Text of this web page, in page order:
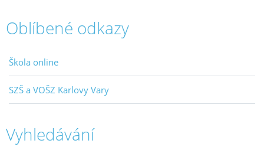
Oblíbené odkazy
Škola online
SZŠ a VOŠZ Karlovy Vary
Vyhledávání